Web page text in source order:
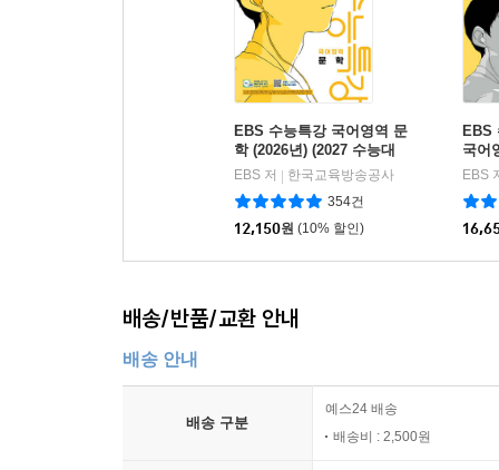
EBS 수능특강 국어영역 문
학 (2026년) (2027 수능대
비)
EBS 저
한국교육방송공사
354건
12,150원 (10% 할인)
EBS
국어
EBS
배송/반품/교환 안내
배송 안내
배송 구분
예스24 배송
배송비 : 2,500원